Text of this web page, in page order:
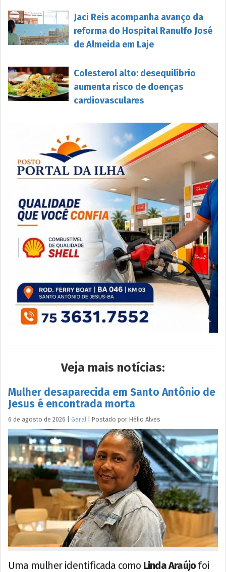
Jaci Reis acompanha avanço da
reforma do Hospital Ranulfo José
de Almeida em Laje
Colesterol alto: desequilíbrio
aumenta risco de doenças
cardiovasculares
Veja mais notícias:
Mulher desaparecida em Santo Antônio de
Jesus é encontrada morta
6 de agosto de 2026 Geral Postado por Hélio Alves
Uma mulher identificada como Linda Araújofoi